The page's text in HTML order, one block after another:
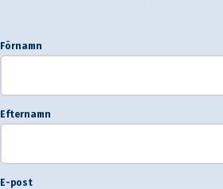
Förnamn
Efternamn
E-post